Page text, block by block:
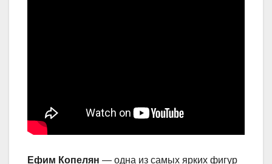
Ефим Копелян — одна из самых ярких фигур